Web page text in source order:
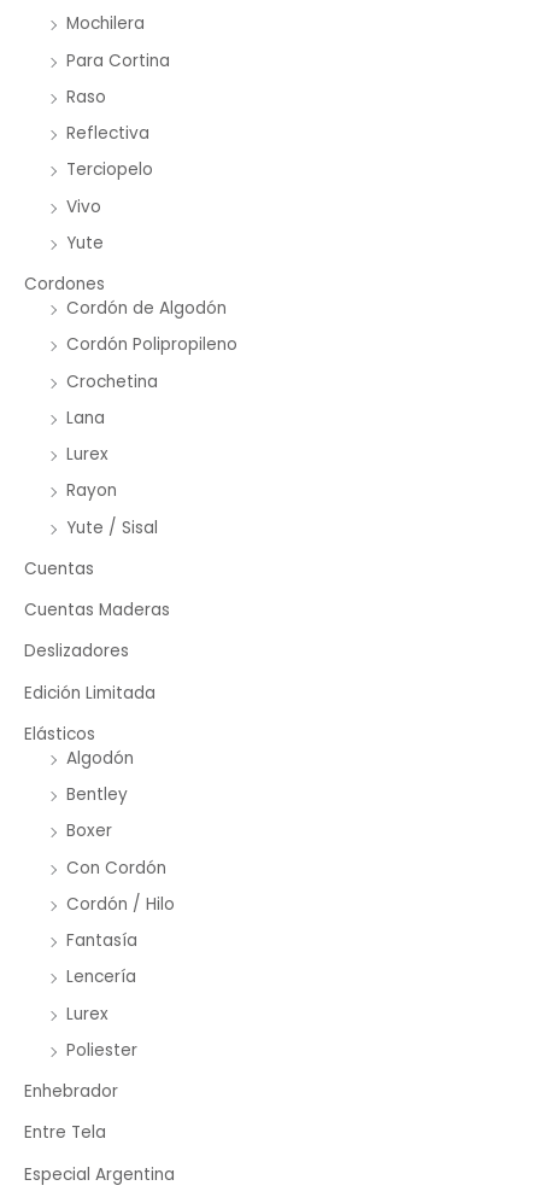
Mochilera
Para Cortina
Raso
Reflectiva
Terciopelo
Vivo
Yute
Cordones
Cordón de Algodón
Cordón Polipropileno
Crochetina
Lana
Lurex
Rayon
Yute / Sisal
Cuentas
Cuentas Maderas
Deslizadores
Edición Limitada
Elásticos
Algodón
Bentley
Boxer
Con Cordón
Cordón / Hilo
Fantasía
Lencería
Lurex
Poliester
Enhebrador
Entre Tela
Especial Argentina